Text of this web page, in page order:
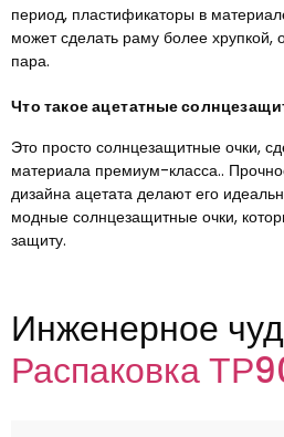
период, пластификаторы в
может сделать раму более хрупкой,
пара.
Что такое ацетатные
Это просто солнцезащитные очки,
материала премиум-класса..
дизайна ацетата делают его
модные солнцезащитные очки,
защиту.
Инженерное
Распаковка